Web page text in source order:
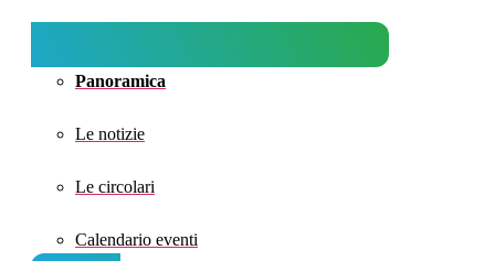
Panoramica
Le notizie
Le circolari
Calendario eventi